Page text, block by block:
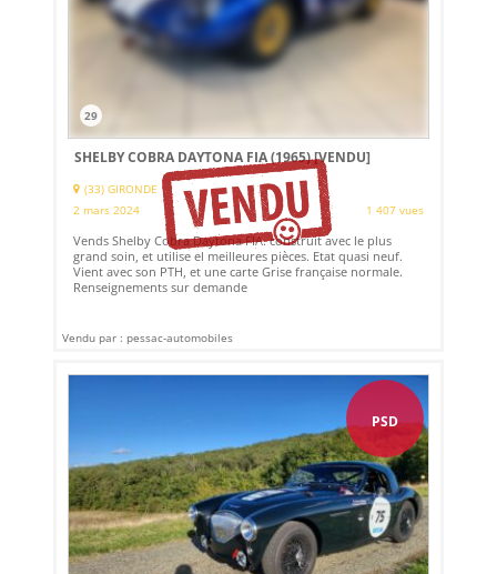
29
SHELBY COBRA DAYTONA FIA (1965)[VENDU]
(33) GIRONDE
2 mars 2024
1 407 vues
Vends Shelby Cobra Daytona FIA. construit avec le plus
grand soin, et utilise el meilleures pièces. Etat quasi neuf.
Vient avec son PTH, et une carte Grise française normale.
Renseignements sur demande
Vendu par : pessac-automobiles
PSD